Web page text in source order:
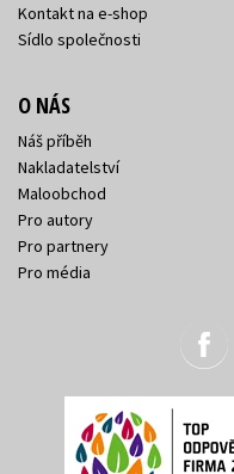
Kontakt na e-shop
Sídlo společnosti
O NÁS
Náš příběh
Nakladatelství
Maloobchod
Pro autory
Pro partnery
Pro média